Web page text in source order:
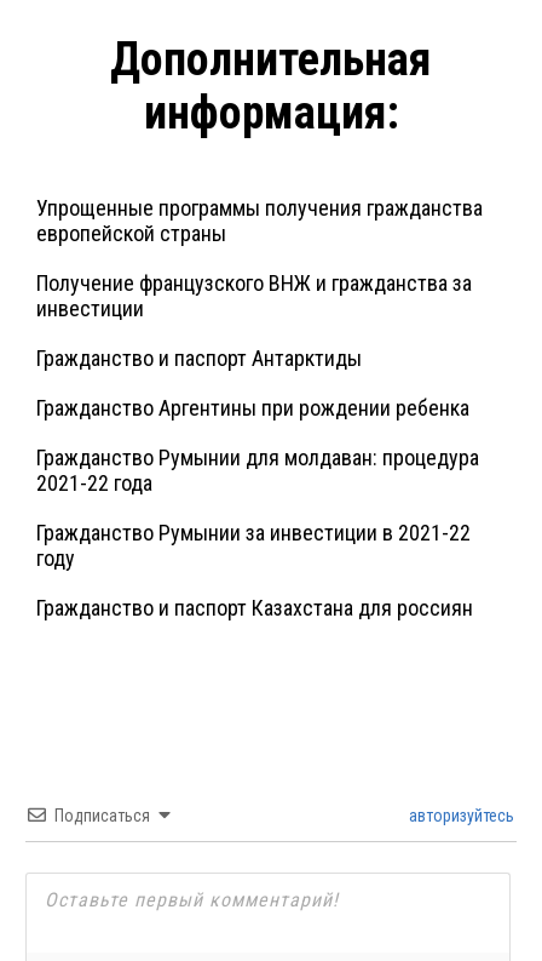
Дополнительная
информация:
Упрощенные программы получения гражданства
европейской страны
Получение французского ВНЖ и гражданства за
инвестиции
Гражданство и паспорт Антарктиды
Гражданство Аргентины при рождении ребенка
Гражданство Румынии для молдаван: процедура
2021-22 года
Гражданство Румынии за инвестиции в 2021-22
году
Гражданство и паспорт Казахстана для россиян
Подписаться авторизуйтесь